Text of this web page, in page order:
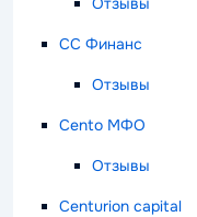
CC Финанс
Отзывы
Cento МФО
Отзывы
Centurion capital